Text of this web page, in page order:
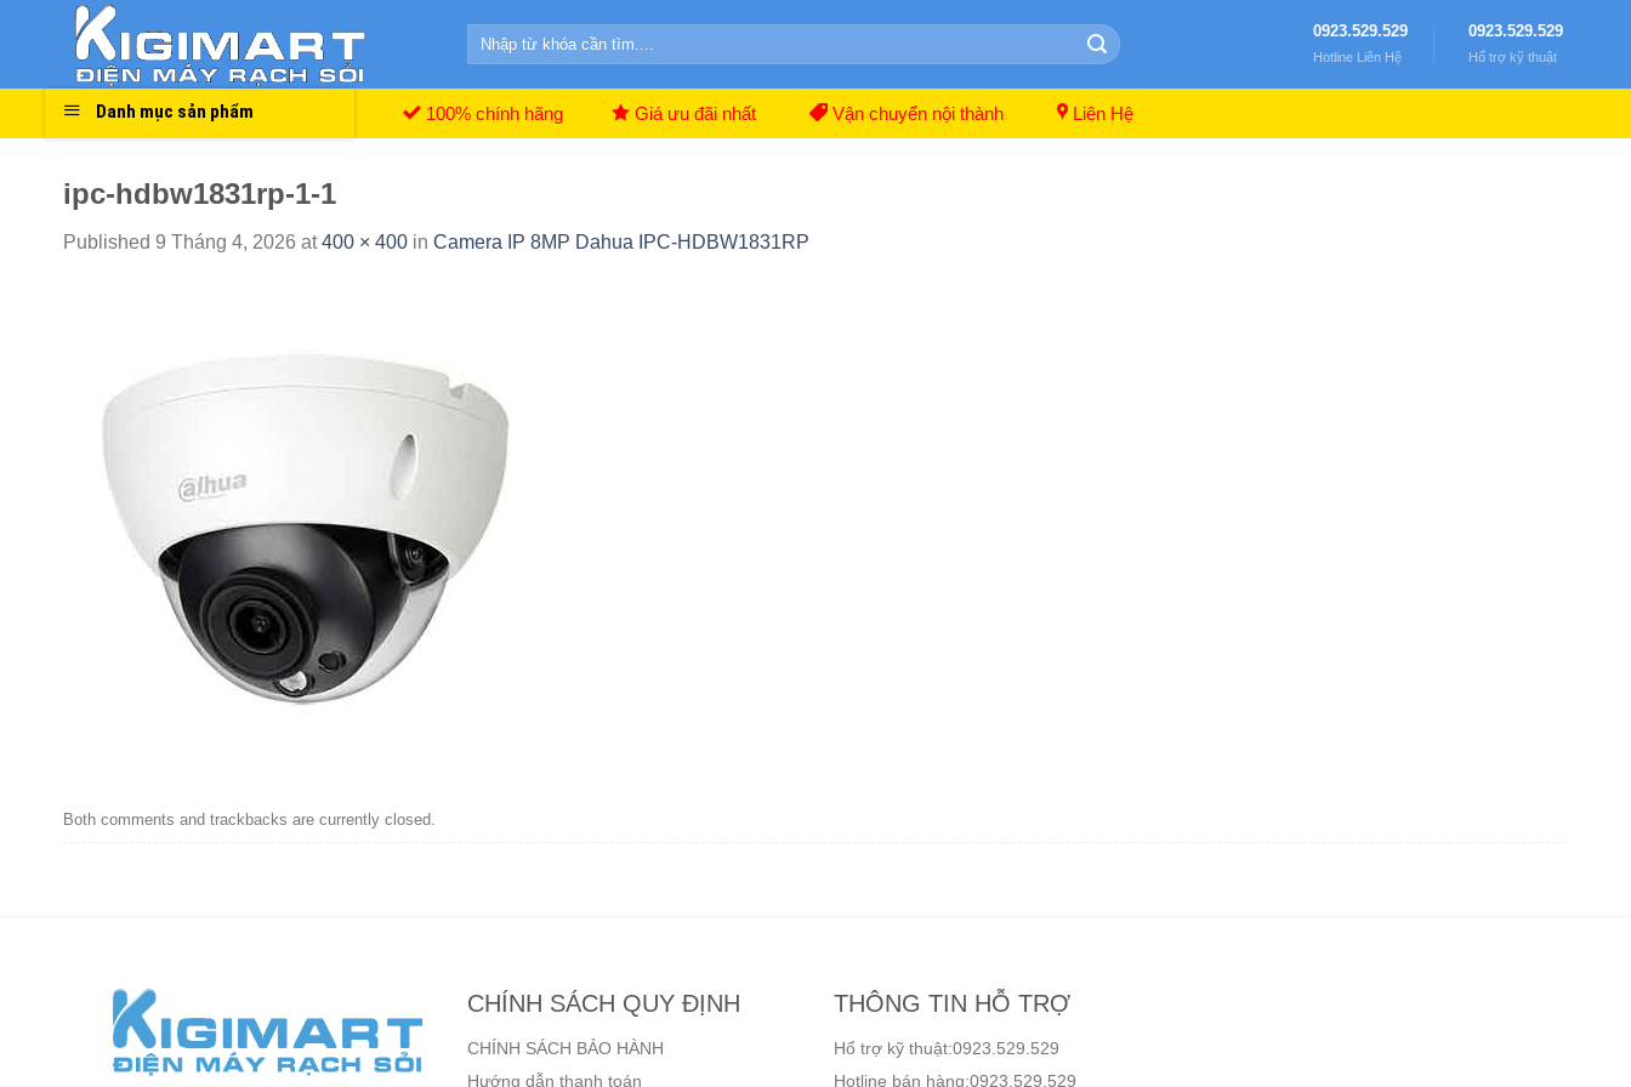
Search
0923.529.529
Hotline Liên Hệ
0923.529.529
Hổ trợ kỹ thuật
Danh mục sản phẩm 100% chính hãng Giá ưu đãi nhất Vận chuyển nội thành Liên Hệ
ipc-hdbw1831rp-1-1
Published 9 Tháng 4, 2026 at400 × 400 in Camera IP 8MP Dahua IPC-HDBW1831RP
Both comments and trackbacks are currently closed.
CHÍNH SÁCH QUY ĐỊNH
CHÍNH SÁCH BẢO HÀNH
Hướng dẫn thanh toán
THÔNG TIN HỖ TRỢ
Hổ trợ kỹ thuật:0923.529.529
Hotline bán hàng:0923.529.529